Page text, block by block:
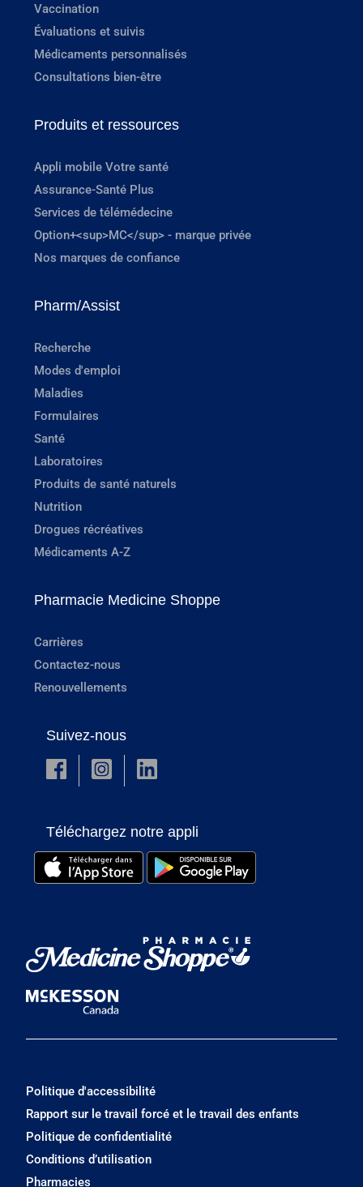
Vaccination
Évaluations et suivis
Médicaments personnalisés
Consultations bien-être
Produits et ressources
Appli mobile Votre santé
Assurance-Santé Plus
Services de télémédecine
Option+<sup>MC</sup> - marque privée
Nos marques de confiance
Pharm/Assist
Recherche
Modes d'emploi
Maladies
Formulaires
Santé
Laboratoires
Produits de santé naturels
Nutrition
Drogues récréatives
Médicaments A-Z
Pharmacie Medicine Shoppe
Carrières
Contactez-nous
Renouvellements
Suivez-nous
Téléchargez notre appli
Politique d'accessibilité
Rapport sur le travail forcé et le travail des enfants
Politique de confidentialité
Conditions d’utilisation
Pharmacies